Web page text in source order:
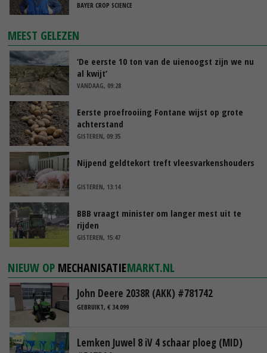
BAYER CROP SCIENCE
MEEST GELEZEN
‘De eerste 10 ton van de uienoogst zijn we nu
al kwijt’
VANDAAG, 09:28
Eerste proefrooiing Fontane wijst op grote
achterstand
GISTEREN, 09:35
Nijpend geldtekort treft vleesvarkenshouders
GISTEREN, 13:14
BBB vraagt minister om langer mest uit te
rijden
GISTEREN, 15:47
NIEUW OP MECHANISATIEMARKT.NL
John Deere 2038R (AKK) #781742
GEBRUIKT, € 34.099
Lemken Juwel 8 iV 4 schaar ploeg (MID)